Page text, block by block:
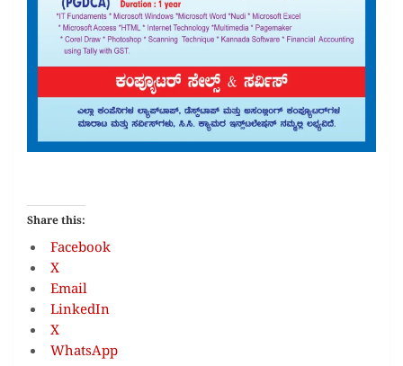
Share this:
Facebook
X
Email
LinkedIn
X
WhatsApp